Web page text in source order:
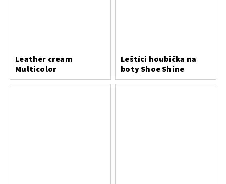
Leather cream
Multicolor
Leštíci houbička na
boty Shoe Shine